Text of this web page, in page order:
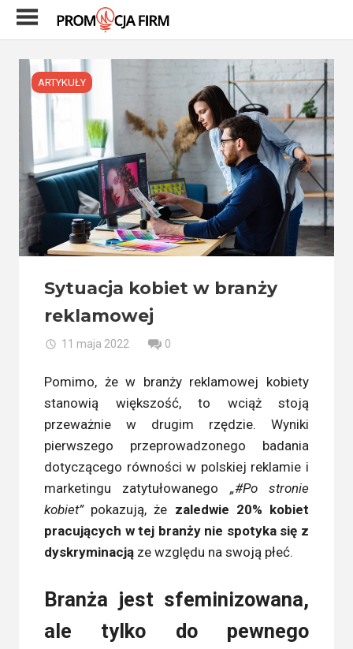
Skip
ARTYKUŁY
Sytuacja kobiet w branży
reklamowej
11 maja 2022 0
Pomimo, że w branży reklamowej kobiety
stanowią większość, to wciąż stoją
przeważnie w drugim rzędzie. Wyniki
pierwszego przeprowadzonego badania
dotyczącego równości w polskiej reklamie i
marketingu zatytułowanego „#Po stronie
kobiet”pokazują, że zaledwie 20% kobiet
pracujących w tej branży nie spotyka się z
dyskryminacją ze względu na swoją płeć.
Branża jest sfeminizowana,
ale tylko do pewnego